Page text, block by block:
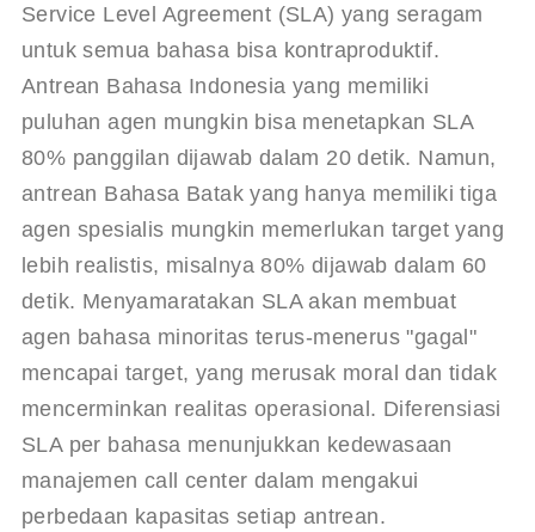
Service Level Agreement (SLA) yang seragam
untuk semua bahasa bisa kontraproduktif.
Antrean Bahasa Indonesia yang memiliki
puluhan agen mungkin bisa menetapkan SLA
80% panggilan dijawab dalam 20 detik. Namun,
antrean Bahasa Batak yang hanya memiliki tiga
agen spesialis mungkin memerlukan target yang
lebih realistis, misalnya 80% dijawab dalam 60
detik. Menyamaratakan SLA akan membuat
agen bahasa minoritas terus-menerus "gagal"
mencapai target, yang merusak moral dan tidak
mencerminkan realitas operasional. Diferensiasi
SLA per bahasa menunjukkan kedewasaan
manajemen call center dalam mengakui
perbedaan kapasitas setiap antrean.